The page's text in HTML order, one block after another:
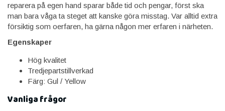
reparera på egen hand sparar både tid och pengar, först ska
man bara våga ta steget att kanske göra misstag. Var alltid extra
försiktig som oerfaren, ha gärna någon mer erfaren i närheten.
Egenskaper
Hög kvalitet
Tredjepartstillverkad
Färg: Gul / Yellow
Vanliga frågor